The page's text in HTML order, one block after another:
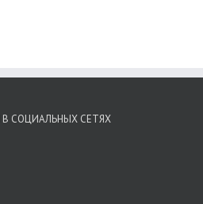
СОЦИАЛЬНЫХ СЕТЯХ